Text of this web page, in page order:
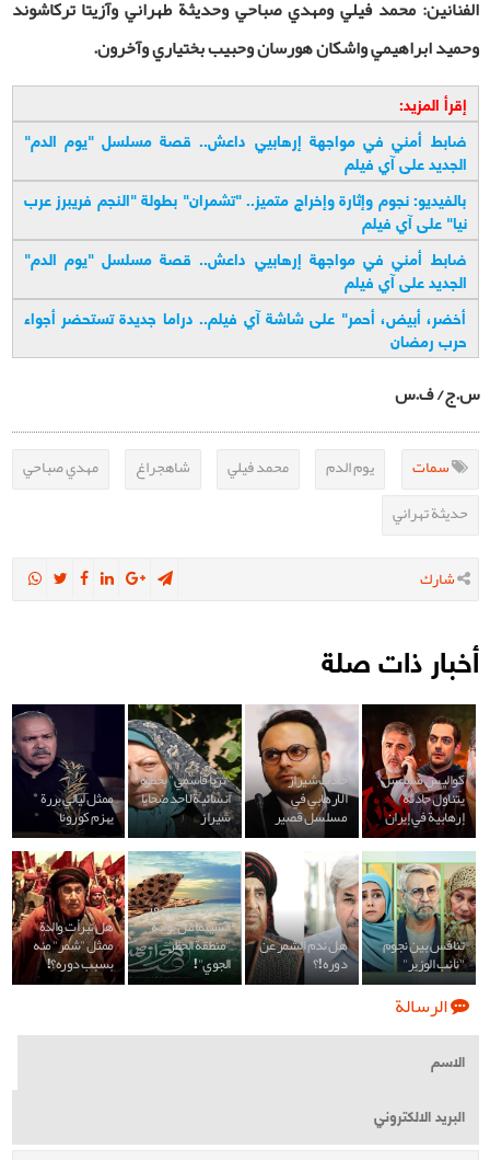
الفنانين: محمد فيلي ومهدي صباحي وحديثة طهراني وآزيتا تركاشوند
وحميد ابراهيمي واشكان هورسان وحبيب بختياري وآخرون.
إقرأ المزيد:
ضابط أمني في مواجهة إرهابيي داعش.. قصة مسلسل "يوم الدم"
الجديد على آي فيلم
بالفيديو: نجوم وإثارة وإخراج متميز.. "تشمران" بطولة "النجم فريبرز عرب
نيا" على آي فيلم
ضابط أمني في مواجهة إرهابيي داعش.. قصة مسلسل "يوم الدم"
الجديد على آي فيلم
أخضر، أبيض، أحمر" على شاشة آي فيلم.. دراما جديدة تستحضر أجواء
حرب رمضان
س.ج/ ف.س
سمات يوم الدم محمد فيلي شاهجراغ
مهدي صباحي
حديثة تهراني
شارك
أخبار ذات صلة
كواليس مسلسل
يتناول حادثة
إرهابية في إيران
حادث شيراز
الارهابي في
مسلسل قصير
"ثريا قاسمي" بخطوة
انسانية لاحد ضحايا
شيراز
ممثل ليالي بررة
يهزم كورونا
تنافس بين نجوم
"نائب الوزير"
هل ندم الشمر عن
دوره !؟
"شمر" يدخل دور
السينما من بوابة
"منطقة الحظر
الجوي"!
هل تبرأت والدة
ممثل "شمر" منه
بسبب دوره؟!
الرسالة